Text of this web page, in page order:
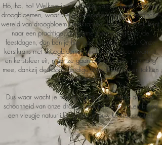
Ho, ho, ho! Welkom in ons hoekje van de kerstkrans met
droogbloemen, waar we je meenemen naar de magische
wereld van droogbloem kerstkransen. Als je op zoek bent
naar een prachtige, duurzame toevoeging voor de
feestdagen, dan ben je hier aan het juiste adres. Onze
kerstkrans met droogbloemen stralen niet alleen warmte
en kerstsfeer uit, maar ze gaan ook nog eens jarenlang
mee, dankzij de hoogwaardige droogbloemen en takken
waaruit ze bestaan.
Dus waar wacht je nog op? Laat je betoveren door de
schoonheid van onze droogbloem kerstkransen en breng
een vleugje natuurlijke magie in jouw kerstdecoratie!